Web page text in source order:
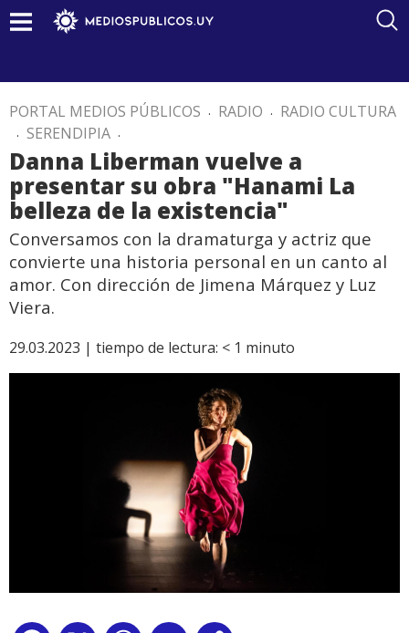
PORTAL MEDIOS PÚBLICOS . RADIO . RADIO CULTURA
. SERENDIPIA .
Danna Liberman vuelve a
presentar su obra "Hanami La
belleza de la existencia"
Conversamos con la dramaturga y actriz que
convierte una historia personal en un canto al
amor. Con dirección de Jimena Márquez y Luz
Viera.
29.03.2023 | tiempo de lectura: < 1 minuto